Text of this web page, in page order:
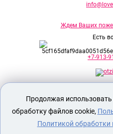
Ждем Ваших
Есть
+7-913-
Секс шоп Доктор
исключительно
Евразийского
Продолжая использовать
обработку файлов cookie,
Политикой